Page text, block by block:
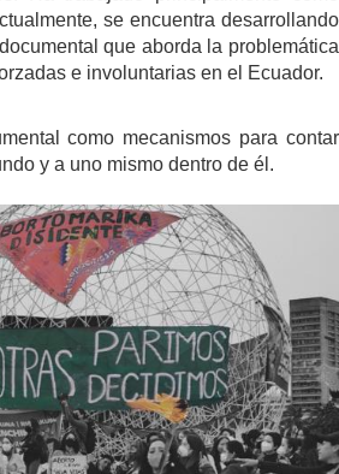
se encuentra desarrollando
que aborda la problemática
e involuntarias en el Ecuador.
como mecanismos para contar
y a uno mismo dentro de él.